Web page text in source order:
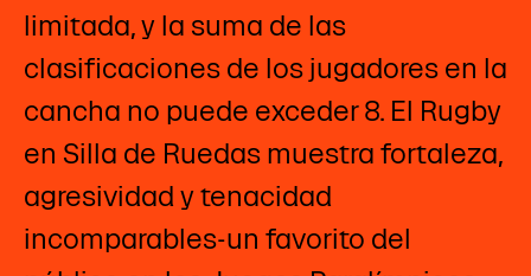
limitada, y la suma de las
clasificaciones de los jugadores en la
cancha no puede exceder 8. El Rugby
en Silla de Ruedas muestra fortaleza,
agresividad y tenacidad
incomparables-un favorito del